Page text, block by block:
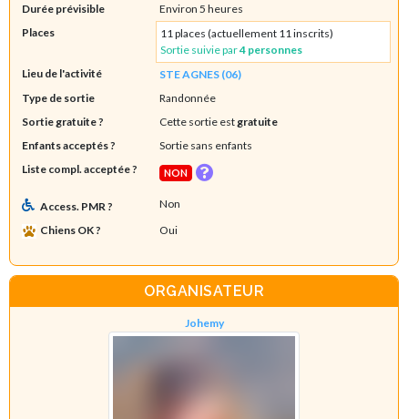
Durée prévisible
Environ 5 heures
Places
11 places (actuellement 11 inscrits)
Sortie suivie par4 personnes
Lieu de l'activité
STE AGNES (06)
Type de sortie
Randonnée
Sortie gratuite ?
Cette sortie est gratuite
Enfants acceptés ?
Sortie sans enfants
Liste compl. acceptée ?
NON
Access. PMR ?
Non
Chiens OK ?
Oui
ORGANISATEUR
Johemy